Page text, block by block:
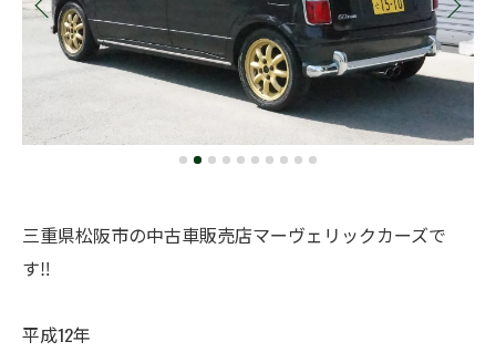
三重県松阪市の中古車販売店マーヴェリックカーズで
す‼️
平成12年